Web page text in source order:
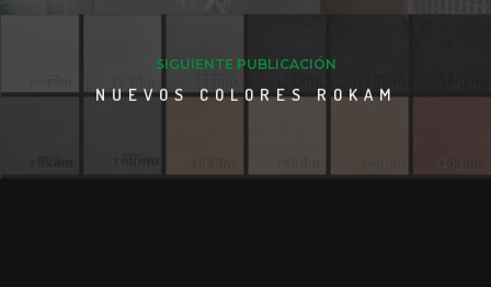
SIGUIENTE PUBLICACIÓN
NUEVOS COLORES ROKAM